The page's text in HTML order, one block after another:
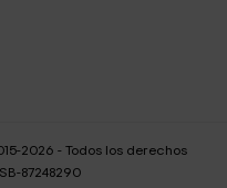
2026 - Todos los derechos
87248290